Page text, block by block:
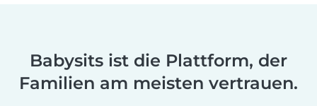
Babysits ist die Plattform, der
Familien am meisten vertrauen.